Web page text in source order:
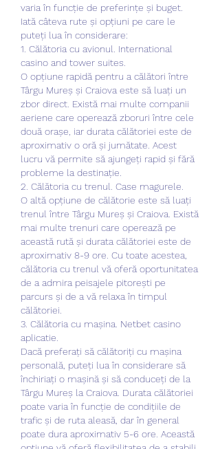
varia în funcție de preferințe și buget.
Iată câteva rute și opțiuni pe care le
puteți lua în considerare:
1. Călătoria cu avionul. International
casino and tower suites.
O opțiune rapidă pentru a călători între
Târgu Mureș și Craiova este să luați un
zbor direct. Există mai multe companii
aeriene care operează zboruri între cele
două orașe, iar durata călătoriei este de
aproximativ o oră și jumătate. Acest
lucru vă permite să ajungeți rapid și fără
probleme la destinație.
2. Călătoria cu trenul. Case magurele.
O altă opțiune de călătorie este să luați
trenul între Târgu Mureș și Craiova. Există
mai multe trenuri care operează pe
această rută și durata călătoriei este de
aproximativ 8-9 ore. Cu toate acestea,
călătoria cu trenul vă oferă oportunitatea
de a admira peisajele pitorești pe
parcurs și de a vă relaxa în timpul
călătoriei.
3. Călătoria cu mașina. Netbet casino
aplicatie.
Dacă preferați să călătoriți cu mașina
personală, puteți lua în considerare să
închiriați o mașină și să conduceți de la
Târgu Mureș la Craiova. Durata călătoriei
poate varia în funcție de condițiile de
trafic și de ruta aleasă, dar în general
poate dura aproximativ 5-6 ore. Această